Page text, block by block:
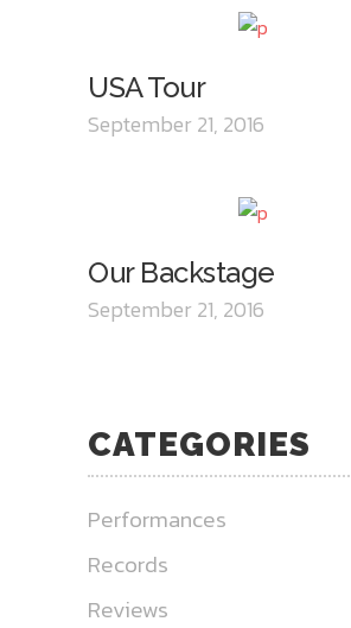
USA Tour
September 21, 2016
Our Backstage
September 21, 2016
CATEGORIES
Performances
Records
Reviews